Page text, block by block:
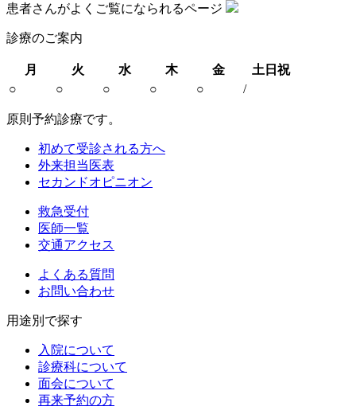
患者さんがよくご覧になられるページ
診療のご案内
月 火 水 木 金
土日祝
○
○ ○ ○ ○ /
原則予約診療です。
初めて受診される方へ
外来担当医表
セカンドオピニオン
救急受付
医師一覧
交通アクセス
よくある質問
お問い合わせ
用途別で探す
入院について
診療科について
面会について
再来予約の方